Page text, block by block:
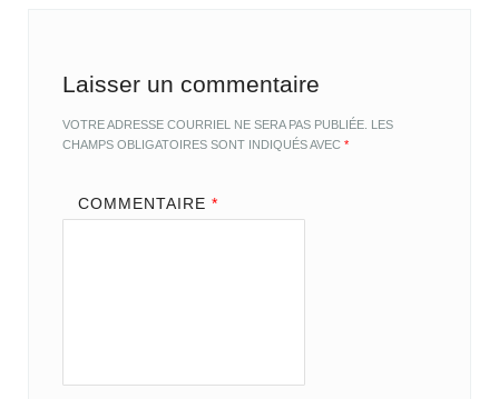
Laisser un commentaire
VOTRE ADRESSE COURRIEL NE SERA PAS PUBLIÉE. LES
CHAMPS OBLIGATOIRES SONT INDIQUÉS AVEC*
COMMENTAIRE *